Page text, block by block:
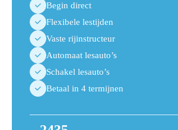
Begin direct
Flexibele lestijden
Vaste rijinstructeur
Automaat lesauto’s
Schakel lesauto’s
Betaal in 4 termijnen